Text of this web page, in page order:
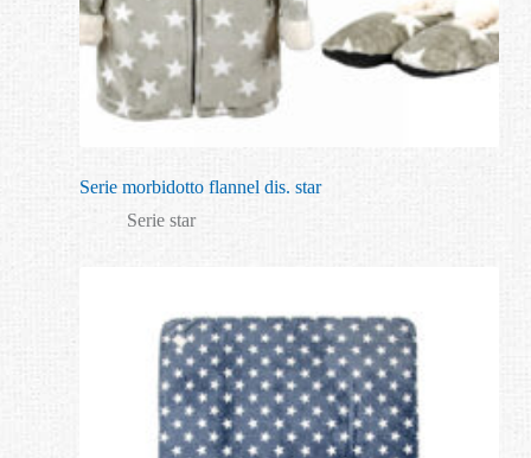
Serie morbidotto flannel dis. star
Serie star